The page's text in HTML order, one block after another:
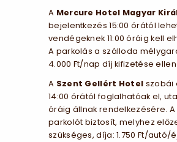
A Mercure Hotel Magyar
bejelentkezés 15:00 órától
vendégeknek 11:00 óráig kell
A parkolás a szálloda
4.000 Ft/nap díj kifizetése
A Szent Gellért Hotel szobái
14:00 órától foglalhatóak el,
óráig állnak rendelkezésére.
parkolót biztosít, melyhez
szükséges, díja: 1.750 Ft/autó/